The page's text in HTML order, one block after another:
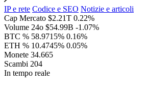
IP e rete Codice e SEO Notizie e articoli
Cap Mercato $2.21T 0.22%
Volume 24o $54.99B -1.07%
BTC % 58.9715% 0.16%
ETH % 10.4745% 0.05%
Monete 34.665
Scambi 204
In tempo reale